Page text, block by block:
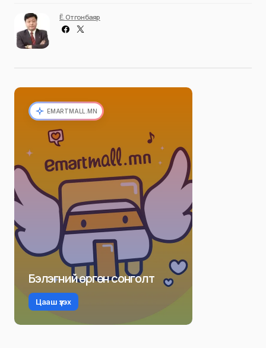
Ё. Отгонбаяр
EMARTMALL.MN
Бэлэгний өргөн сонголт
Цааш үзэх